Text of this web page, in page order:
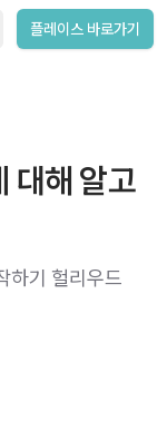
플레이스 바로가기
대해 알고
하기 헐리우드